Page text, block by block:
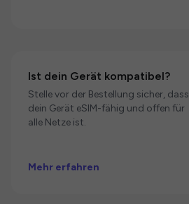
Ist dein Gerät kompatibel?
Stelle vor der Bestellung sicher, dass
dein Gerät eSIM-fähig und offen für
alle Netze ist.
Mehr erfahren